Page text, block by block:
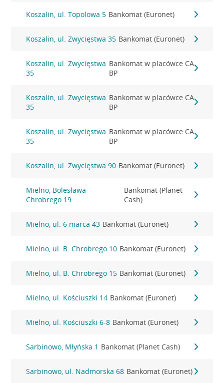
Koszalin, ul. Topolowa 5 Bankomat (Euronet)
Koszalin, ul. Zwycięstwa 35 Bankomat (Euronet)
Koszalin, ul. Zwycięstwa
35
Bankomat w placówce CA
BP
Koszalin, ul. Zwycięstwa
35
Bankomat w placówce CA
BP
Koszalin, ul. Zwycięstwa
35
Bankomat w placówce CA
BP
Koszalin, ul. Zwycięstwa 90 Bankomat (Euronet)
Mielno, Bolesława
Chrobrego 19
Bankomat (Planet
Cash)
Mielno, ul. 6 marca 43 Bankomat (Euronet)
Mielno, ul. B. Chrobrego 10 Bankomat (Euronet)
Mielno, ul. B. Chrobrego 15 Bankomat (Euronet)
Mielno, ul. Kościuszki 14 Bankomat (Euronet)
Mielno, ul. Kościuszki 6-8 Bankomat (Euronet)
Sarbinowo, Młyńska 1 Bankomat (Planet Cash)
Sarbinowo, ul. Nadmorska 68 Bankomat (Euronet)